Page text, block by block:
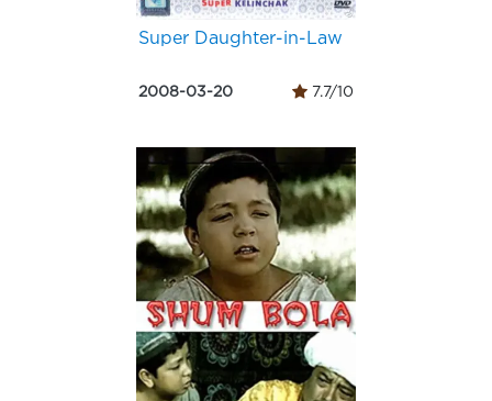
Super Daughter-in-Law
2008-03-20 7.7/10